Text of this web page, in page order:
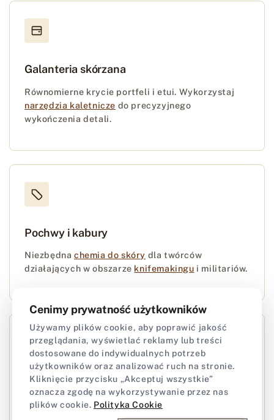
Galanteria skórzana
Równomierne krycie portfeli i etui. Wykorzystaj
narzędzia kaletnicze do precyzyjnego
wykończenia detali.
Pochwy i kabury
Niezbędna chemia do skóry dla twórców
działających w obszarze knifemakingu i militariów.
Renowacja wyrobów
Przywracanie dawnego blasku znoszonym
Cenimy prywatność użytkowników
Używamy plików cookie, aby poprawić jakość
przeglądania, wyświetlać reklamy lub treści
dostosowane do indywidualnych potrzeb
użytkowników oraz analizować ruch na stronie.
Kliknięcie przycisku „Akceptuj wszystkie”
oznacza zgodę na wykorzystywanie przez nas
plików cookie. Polityka Cookie